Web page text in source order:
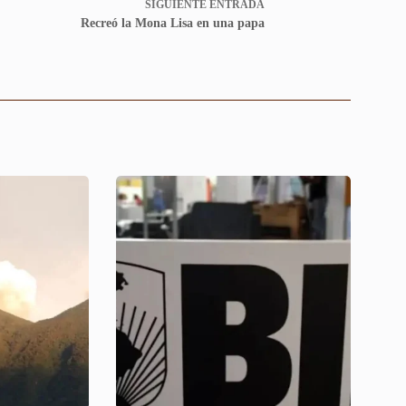
SIGUIENTE ENTRADA
Recreó la Mona Lisa en una papa